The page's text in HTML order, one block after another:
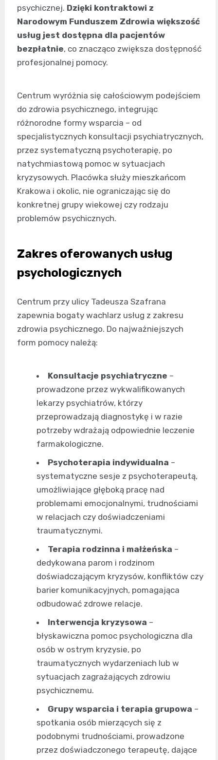
psychicznej. Dzięki kontraktowi z
Narodowym Funduszem Zdrowia większość
usług jest dostępna dla pacjentów
bezpłatnie, co znacząco zwiększa dostępność
profesjonalnej pomocy.
Centrum wyróżnia się całościowym podejściem
do zdrowia psychicznego, integrując
różnorodne formy wsparcia – od
specjalistycznych konsultacji psychiatrycznych,
przez systematyczną psychoterapię, po
natychmiastową pomoc w sytuacjach
kryzysowych. Placówka służy mieszkańcom
Krakowa i okolic, nie ograniczając się do
konkretnej grupy wiekowej czy rodzaju
problemów psychicznych.
Zakres oferowanych usług
psychologicznych
Centrum przy ulicy Tadeusza Szafrana
zapewnia bogaty wachlarz usług z zakresu
zdrowia psychicznego. Do najważniejszych
form pomocy należą:
Konsultacje psychiatryczne –
prowadzone przez wykwalifikowanych
lekarzy psychiatrów, którzy
przeprowadzają diagnostykę i w razie
potrzeby wdrażają odpowiednie leczenie
farmakologiczne.
Psychoterapia indywidualna –
systematyczne sesje z psychoterapeutą,
umożliwiające głęboką pracę nad
problemami emocjonalnymi, trudnościami
w relacjach czy doświadczeniami
traumatycznymi.
Terapia rodzinna i małżeńska –
dedykowana parom i rodzinom
doświadczającym kryzysów, konfliktów czy
barier komunikacyjnych, pomagająca
odbudować zdrowe relacje.
Interwencja kryzysowa –
błyskawiczna pomoc psychologiczna dla
osób w ostrym kryzysie, po
traumatycznych wydarzeniach lub w
sytuacjach zagrażających zdrowiu
psychicznemu.
Grupy wsparcia i terapia grupowa –
spotkania osób mierzących się z
podobnymi trudnościami, prowadzone
przez doświadczonego terapeutę, dające